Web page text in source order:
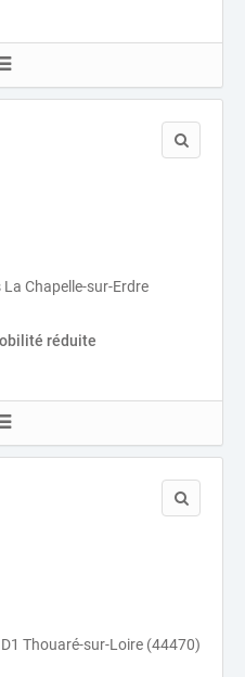
Chapelle-sur-Erdre
réduite
Thouaré-sur-Loire (44470)